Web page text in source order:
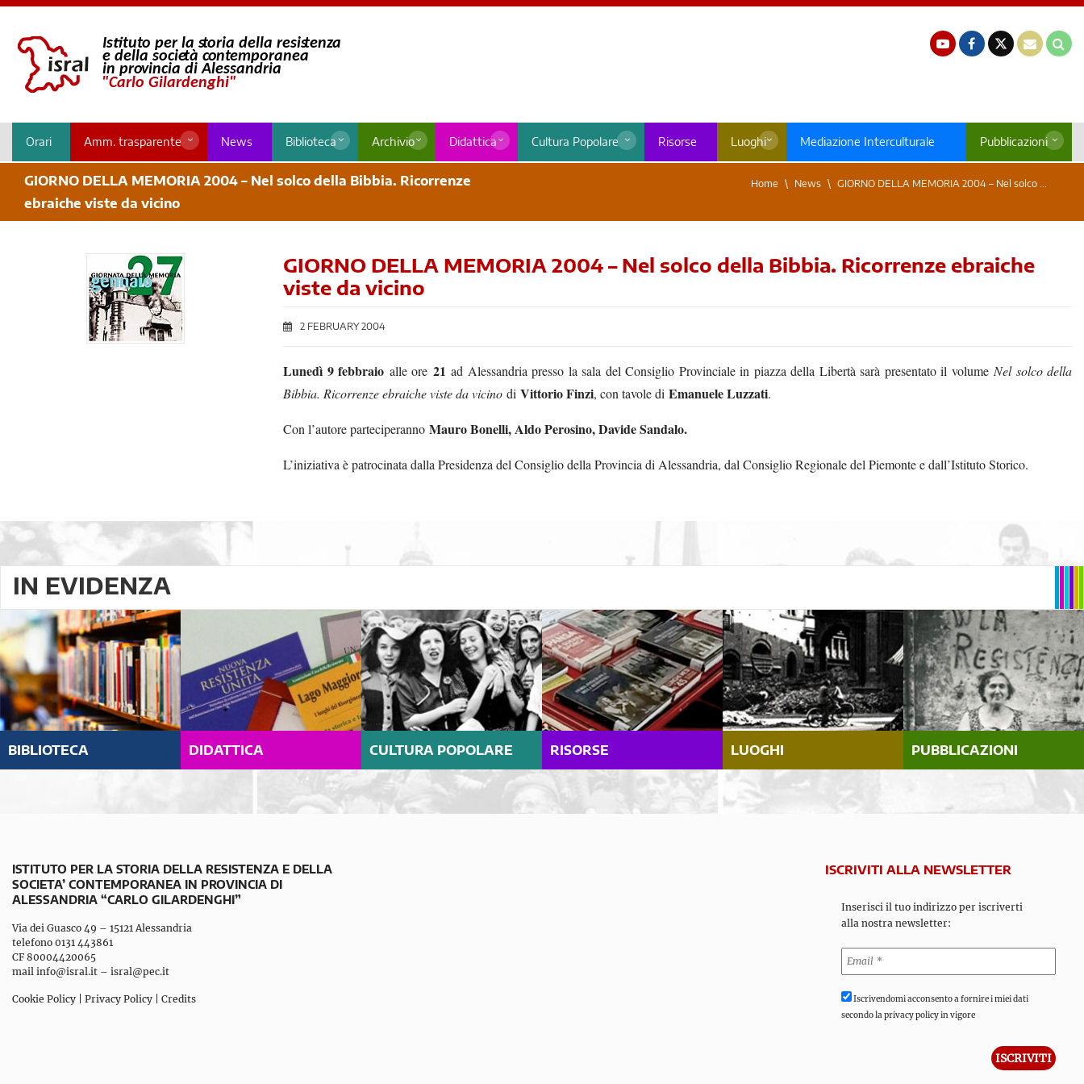
Orari Amm. trasparente News Biblioteca Archivio Didattica Cultura Popolare Risorse Luoghi Mediazione Interculturale Pubblicazioni
GIORNO DELLA MEMORIA 2004 – Nel solco della Bibbia. Ricorrenze
ebraiche viste da vicino
Home News GIORNO DELLA MEMORIA 2004 – Nel solco ...
GIORNO DELLA MEMORIA 2004 – Nel solco della Bibbia. Ricorrenze ebraiche
viste da vicino
2 FEBRUARY 2004
Lunedì 9 febbraio alle ore 21 ad Alessandria presso la sala del Consiglio Provinciale in piazza della Libertà sarà presentato il volume Nel solco della
Bibbia. Ricorrenze ebraiche viste da vicino di Vittorio Finzi, con tavole di Emanuele Luzzati.
Con l’autore parteciperanno Mauro Bonelli, Aldo Perosino, Davide Sandalo.
L’iniziativa è patrocinata dalla Presidenza del Consiglio della Provincia di Alessandria, dal Consiglio Regionale del Piemonte e dall’Istituto Storico.
IN EVIDENZA
BIBLIOTECA DIDATTICA CULTURA POPOLARE RISORSE LUOGHI PUBBLICAZIONI
ISTITUTO PER LA STORIA DELLA RESISTENZA E DELLA
SOCIETA’ CONTEMPORANEA IN PROVINCIA DI
ALESSANDRIA “CARLO GILARDENGHI”
Via dei Guasco 49 – 15121 Alessandria
telefono 0131 443861
CF 80004420065
mail info@isral.it – isral@pec.it
Cookie Policy Privacy Policy Credits
ISCRIVITI ALLA NEWSLETTER
Inserisci il tuo indirizzo per iscriverti
alla nostra newsletter:
Iscrivendomi acconsento a fornire i miei dati
secondo la privacy policy in vigore